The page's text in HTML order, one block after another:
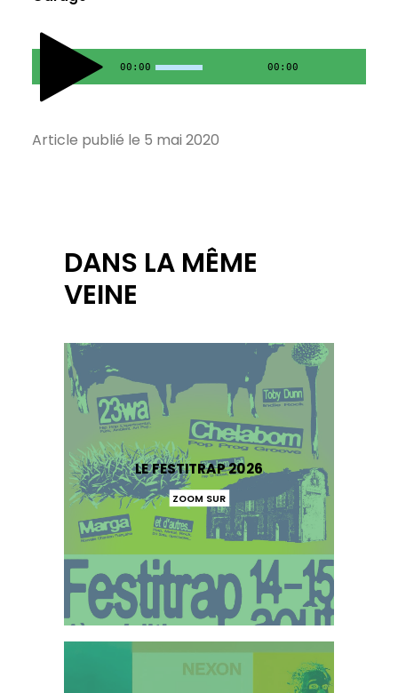
00:00 00:00
Article publié le 5 mai 2020
DANS LA MÊME
VEINE
LE FESTITRAP 2026
ZOOM SUR